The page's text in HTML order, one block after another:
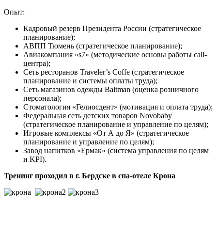
Опыт:
Кадровый резерв Президента России (стратегическое
планирование);
АВПП Тюмень (стратегическое планирование);
Авиакомпания «s7» (методические основы работы call-
центра);
Сеть ресторанов Traveler’s Coffe (стратегическое
планирование и системы оплаты труда);
Сеть магазинов одежды Baltman (оценка розничного
персонала);
Стоматология «Гелиосдент» (мотивация и оплата труда);
Федеральная сеть детских товаров Novobaby
(стратегическое планирование и управление по целям);
Игровые комплексы «От А до Я» (стратегическое
планирование и управление по целям);
Завод напитков «Ермак» (система управления по целям
и KPI).
Тренинг проходил в г. Бердске в спа-отеле Крона